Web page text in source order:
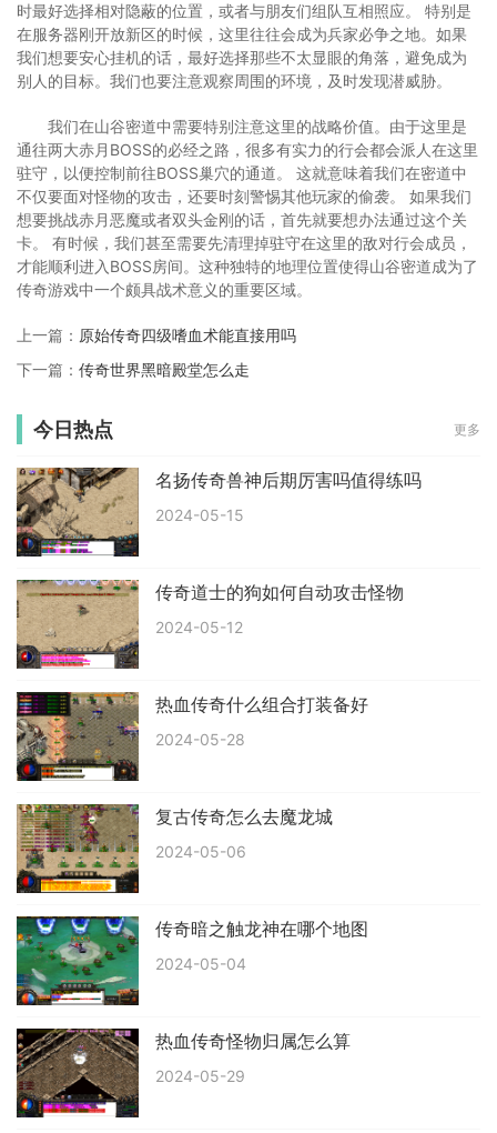
时最好选择相对隐蔽的位置，或者与朋友们组队互相照应。 特别是
在服务器刚开放新区的时候，这里往往会成为兵家必争之地。如果
我们想要安心挂机的话，最好选择那些不太显眼的角落，避免成为
别人的目标。我们也要注意观察周围的环境，及时发现潜威胁。
我们在山谷密道中需要特别注意这里的战略价值。由于这里是
通往两大赤月BOSS的必经之路，很多有实力的行会都会派人在这里
驻守，以便控制前往BOSS巢穴的通道。 这就意味着我们在密道中
不仅要面对怪物的攻击，还要时刻警惕其他玩家的偷袭。 如果我们
想要挑战赤月恶魔或者双头金刚的话，首先就要想办法通过这个关
卡。 有时候，我们甚至需要先清理掉驻守在这里的敌对行会成员，
才能顺利进入BOSS房间。这种独特的地理位置使得山谷密道成为了
传奇游戏中一个颇具战术意义的重要区域。
上一篇： 原始传奇四级嗜血术能直接用吗
下一篇： 传奇世界黑暗殿堂怎么走
今日热点 更多
名扬传奇兽神后期厉害吗值得练吗
2024-05-15
传奇道士的狗如何自动攻击怪物
2024-05-12
热血传奇什么组合打装备好
2024-05-28
复古传奇怎么去魔龙城
2024-05-06
传奇暗之触龙神在哪个地图
2024-05-04
热血传奇怪物归属怎么算
2024-05-29